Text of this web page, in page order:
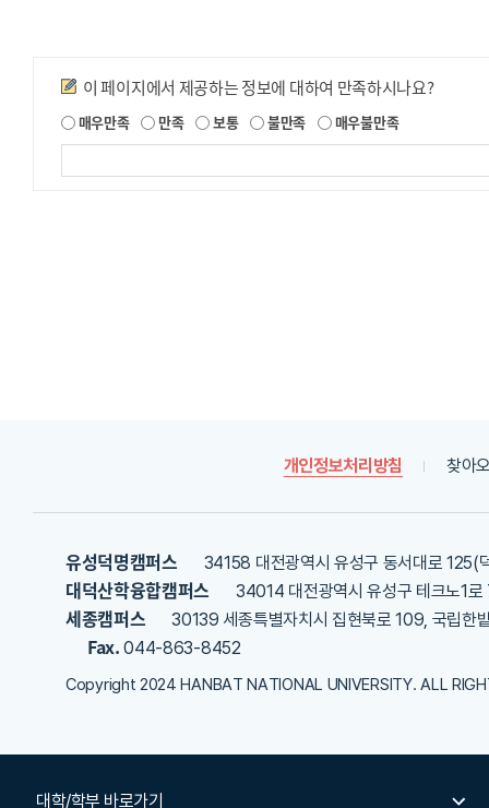
만족도조사
이 페이지에서 제공하는 정보에 대하여 만족하시나요?
매우만족 만족 보통 불만족 매우불만족
공
세
개인정보처리방침 찾아
유성덕명캠퍼스 34158 대전광역시 유성구 동서대로 125(
대덕산학융합캠퍼스 34014 대전광역시 유성구 테크노1
세종캠퍼스 30139 세종특별자치시 집현북로 109, 국립
Fax.044-863-8452
Copyright 2024 HANBAT NATIONAL UNIVERSITY. ALL
대학/학부 바로가기